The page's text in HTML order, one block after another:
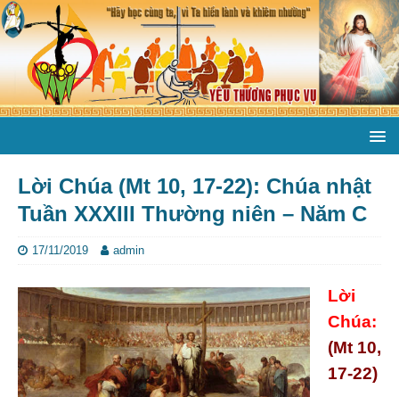
Lời Chúa (Mt 10, 17-22): Chúa nhật
Tuần XXXIII Thường niên – Năm C
17/11/2019 admin
Lời
Chúa:
(Mt 10,
17-22)